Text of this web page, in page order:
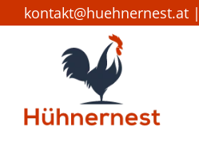
Skipkontakt@huehnernest.at|